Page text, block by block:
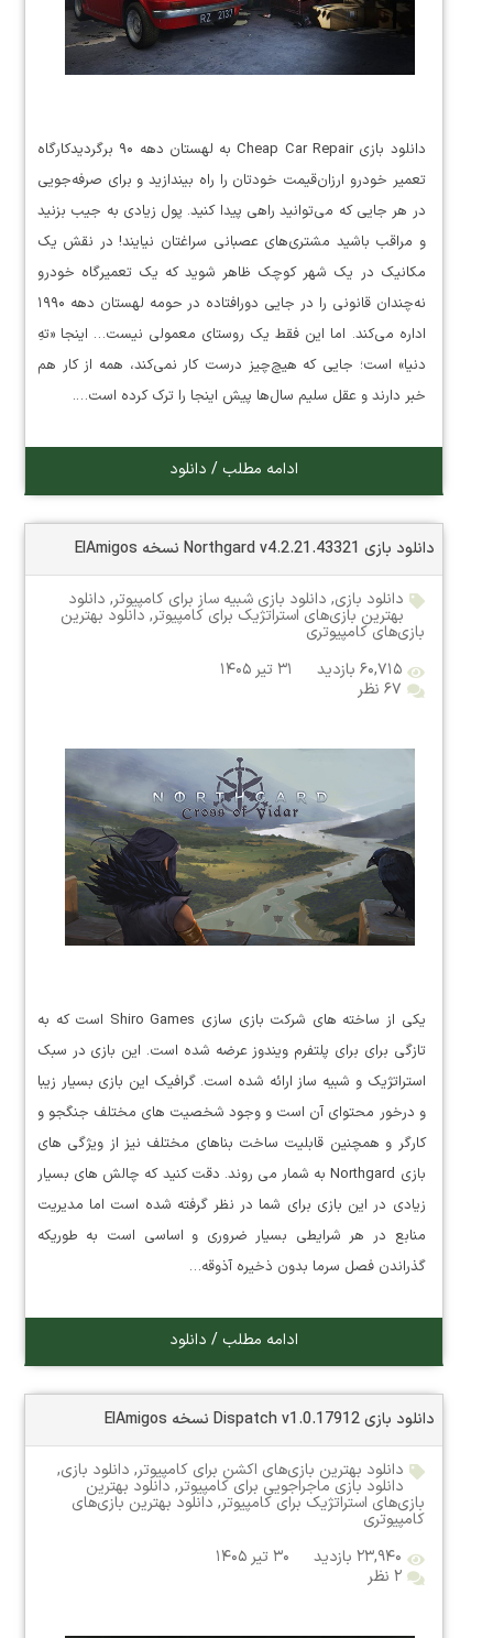
دانلود بازی Cheap Car Repair به لهستان دهه ۹۰ برگردیدکارگاه
تعمیر خودرو ارزان‌قیمت خودتان را راه بیندازید و برای صرفه‌جویی
در هر جایی که می‌توانید راهی پیدا کنید. پول زیادی به جیب بزنید
و مراقب باشید مشتری‌های عصبانی سراغتان نیایند! در نقش یک
مکانیک در یک شهر کوچک ظاهر شوید که یک تعمیرگاه خودرو
نه‌چندان قانونی را در جایی دورافتاده در حومه لهستان دهه ۱۹۹۰
اداره می‌کند. اما این فقط یک روستای معمولی نیست… اینجا «تهِ
دنیا» است؛ جایی که هیچ‌چیز درست کار نمی‌کند، همه از کار هم
خبر دارند و عقل سلیم سال‌ها پیش اینجا را ترک کرده است….
ادامه مطلب / دانلود
دانلود بازی Northgard v4.2.21.43321 نسخه ElAmigos
دانلود بازی, دانلود بازی شبیه ساز برای کامپیوتر, دانلود
بهترین بازی‌های استراتژیک برای کامپیوتر, دانلود بهترین
بازی‌های کامپیوتری
۶۰,۷۱۵ بازدید
۳۱ تیر ۱۴۰۵
۶۷ نظر
یکی از ساخته های شرکت بازی سازی Shiro Games است که به
تازگی برای برای پلتفرم ویندوز عرضه شده است. این بازی در سبک
استراتژیک و شبیه ساز ارائه شده است. گرافیک این بازی بسیار زیبا
و درخور محتوای آن است و وجود شخصیت های مختلف جنگجو و
کارگر و همچنین قابلیت ساخت بناهای مختلف نیز از ویژگی های
بازی Northgard به شمار می روند. دقت کنید که چالش های بسیار
زیادی در این بازی برای شما در نظر گرفته شده است اما مدیریت
منابع در هر شرایطی بسیار ضروری و اساسی است به طوریکه
گذراندن فصل سرما بدون ذخیره آذوقه…
ادامه مطلب / دانلود
دانلود بازی Dispatch v1.0.17912 نسخه ElAmigos
دانلود بهترین بازی‌های اکشن برای کامپیوتر, دانلود بازی,
دانلود بازی ماجراجویی برای کامپیوتر, دانلود بهترین
بازی‌های استراتژیک برای کامپیوتر, دانلود بهترین بازی‌های
کامپیوتری
۲۳,۹۴۰ بازدید
۳۰ تیر ۱۴۰۵
۲ نظر